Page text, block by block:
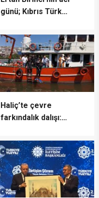
günü; Kıbrıs Türk
çınarı vefat etti
Haliç’te çevre
farkındalık dalışı:
asla mümkün değil”